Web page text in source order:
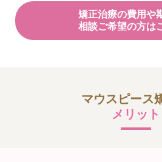
矯正治療の費用や
相談ご希望の方は
マウスピース
メリット